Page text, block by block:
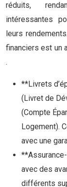
réduits,
intéressantes
leurs
financiers est un
.
**Livrets
(Livret de
(Compte
Logement).
avec une
avec des
différents